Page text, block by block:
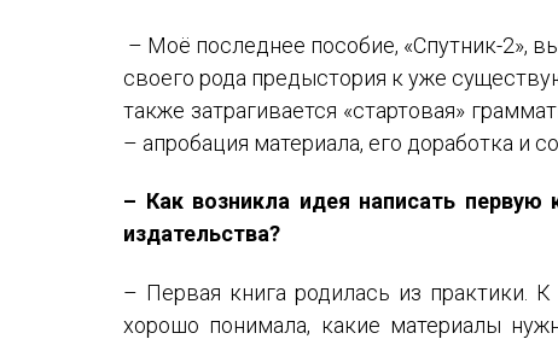
– Моё последнее пособие, «Спутник-2»,
своего рода предыстория к уже
также затрагивается «стартовая»
– апробация материала, его доработка и
– Как возникла идея написать
издательства?
– Первая книга родилась из практики.
хорошо понимала, какие материалы